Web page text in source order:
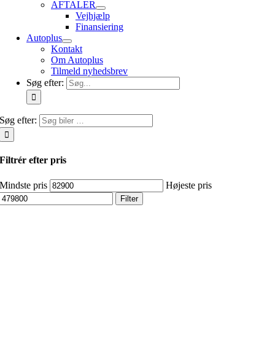
AFTALER
Vejhjælp
Finansiering
Autoplus
Kontakt
Om Autoplus
Tilmeld nyhedsbrev
Søg efter:
Søg efter:
Filtrér efter pris
Mindste pris Højeste pris
Filter